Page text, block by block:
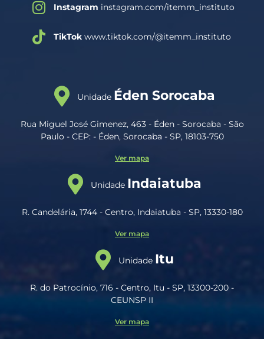
Instagram instagram.com/itemm_instituto
TikTokwww.tiktok.com/@itemm_instituto
Unidade Éden Sorocaba
Rua Miguel José Gimenez, 463 - Éden - Sorocaba - São
Paulo - CEP: - Éden, Sorocaba - SP, 18103-750
Ver mapa
Unidade Indaiatuba
R. Candelária, 1744 - Centro, Indaiatuba - SP, 13330-180
Ver mapa
Unidade Itu
R. do Patrocínio, 716 - Centro, Itu - SP, 13300-200 -
CEUNSP II
Ver mapa